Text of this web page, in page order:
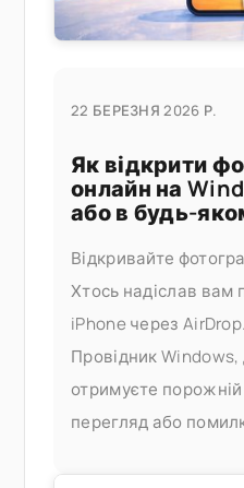
22 БЕРЕЗНЯ 2026 Р.
Як відкрити
онлайн на
або в будь-
Відкривайте
Хтось надіслав вам
iPhone через
Провідник Windows,
отримуєте
перегляд або